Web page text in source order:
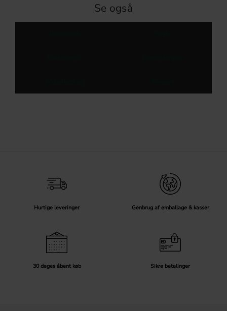
Se også
Hurtige leveringer Genbrug af emballage & kasser
30 dages åbent køb Sikre betalinger